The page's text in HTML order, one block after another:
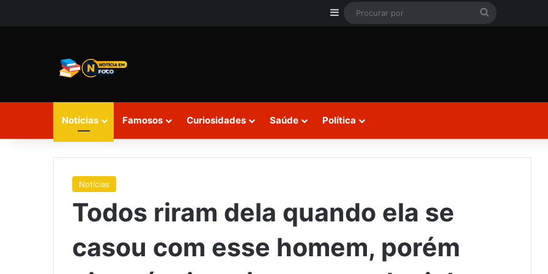
Barra Lateral
Notícias Famosos Curiosidades Saúde Política
Notícias
Todos riram dela quando ela se
casou com esse homem, porém